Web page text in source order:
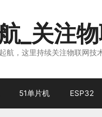
_关注
航，这里持续关注物联网技
51单片机 ESP32